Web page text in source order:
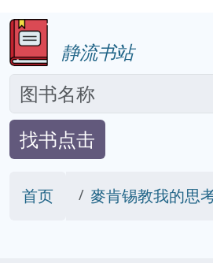
静流书站
找书点击
首页 麥肯锡教我的思